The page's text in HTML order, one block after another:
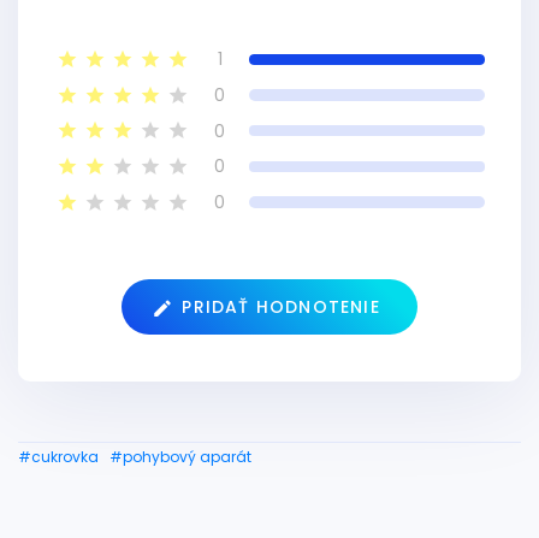
1
0
0
0
0
PRIDAŤ HODNOTENIE
#cukrovka #pohybový aparát